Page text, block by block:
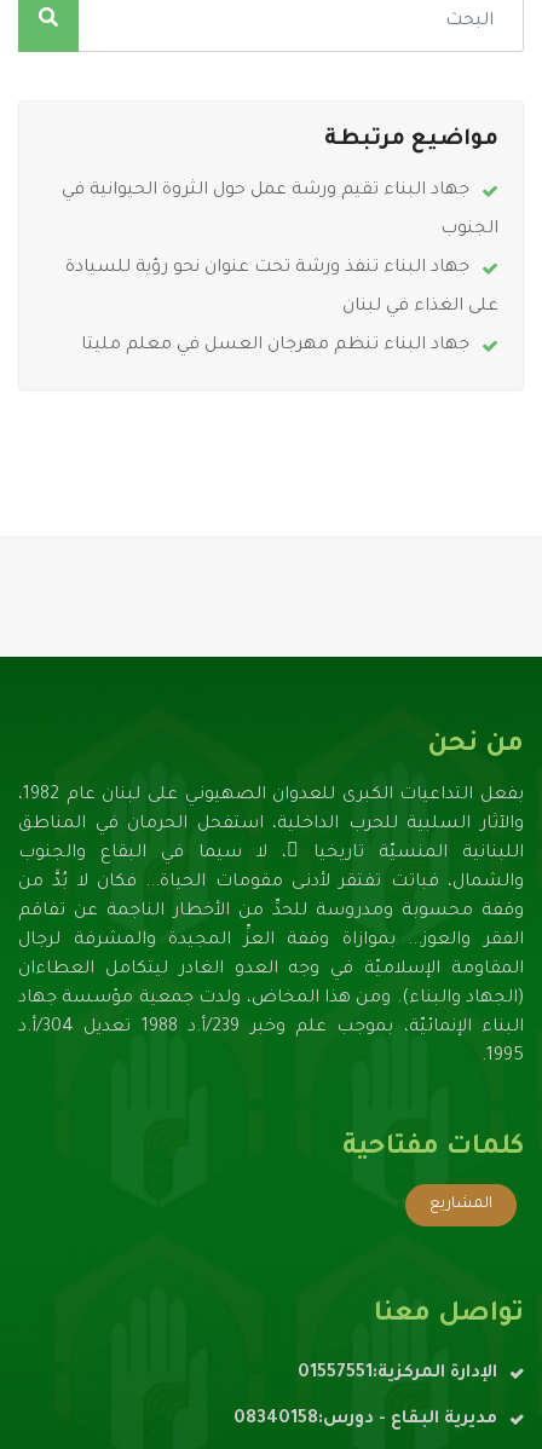
مواضيع مرتبطة
جهاد البناء تقيم ورشة عمل حول الثروة الحيوانية في
الجنوب
جهاد البناء تنفذ ورشة تحت عنوان نحو رؤية للسيادة
على الغذاء في لبنان
جهاد البناء تنظم مهرجان العسل في معلم مليتا
من نحن
بفعل التداعيات الكبرى للعدوان الصهيونـي على لبنان عام 1982،
والآثار السلبية للحرب الداخلية، استفحل الحرمان في المناطق
اللبنانية المنسيّة تاريخيا ً، لا سيما في البقاع والجنوب
والشمال، فباتت تفتقر لأدنـى مقومات الحياة... فكان لا بُدَّ من
وقفة محسوبة ومدروسة للحدِّ من الأخطار الناجمة عن تفاقم
الفقر والعوز... بموازاة وقفة العزِّ المجيدة والمشرفة لرجال
المقاومة الإسلاميّة في وجه العدو الغادر ليتكامل العطاءان
(الجهاد والبناء). ومن هذا المخاض، ولدت جمعية مؤسسة جهاد
البناء الإنمائيّة، بموجب علم وخبر 239/أ.د 1988 تعديل 304/أ.د
1995.
كلمات مفتاحية
المشاريع
تواصل معنا
الإدارة المركزية:01557551
مديرية البقاع - دورس:08340158